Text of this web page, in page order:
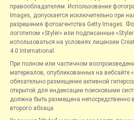
правообладателям. Использование
Images, допускается исключительно при
разрешения фотоагентства Getty Images.
логотипом «Styler» или подписанные
использоваться на условиях лицензии
4.0 International.
При полном или частичном
материалов, опубликованных на вебсайте
обязательно размещение активной
открытой для индексации поисковыми
должна быть размещена непосредственно
второго абзаца.